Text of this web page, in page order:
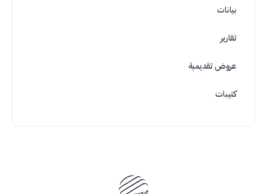
بيانات
عروض تقديمية
كتيبات